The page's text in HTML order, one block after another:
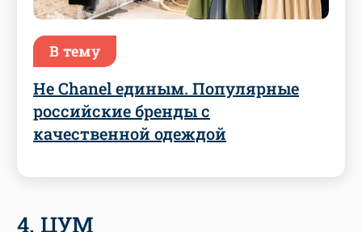
В тему
Не Chanel единым. Популярные
российские бренды с
качественной одеждой
4. ЦУМ